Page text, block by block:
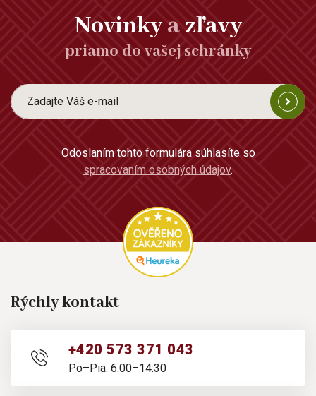
Novinkyazľavy
priamo do vašej schránky
Odoslaním tohto formulára súhlasíte so
spracovaním osobných údajov.
Rýchly kontakt
+420 573 371 043
Po–Pia: 6:00–14:30